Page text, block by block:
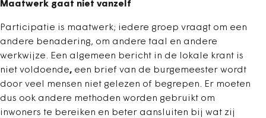
Maatwerk gaat niet vanzelf
Participatie is maatwerk; iedere groep vraagt om een
andere benadering, om andere taal en andere
werkwijze. Een algemeen bericht in de lokale krant is
niet voldoende, een brief van de burgemeester wordt
door veel mensen niet gelezen of begrepen. Er moeten
dus ook andere methoden worden gebruikt om
inwoners te bereiken en beter aansluiten bij wat zij